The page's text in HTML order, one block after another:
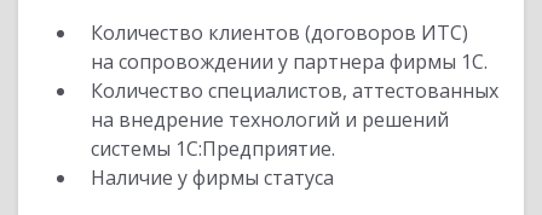
Количество клиентов (договоров ИТС)
на сопровождении у партнера фирмы 1С.
Количество специалистов, аттестованных
на внедрение технологий и решений
системы 1С:Предприятие.
Наличие у фирмы статуса